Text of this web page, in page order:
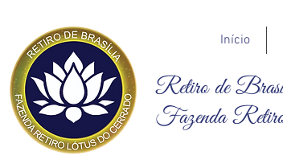
Início
Retiro de
Fazenda